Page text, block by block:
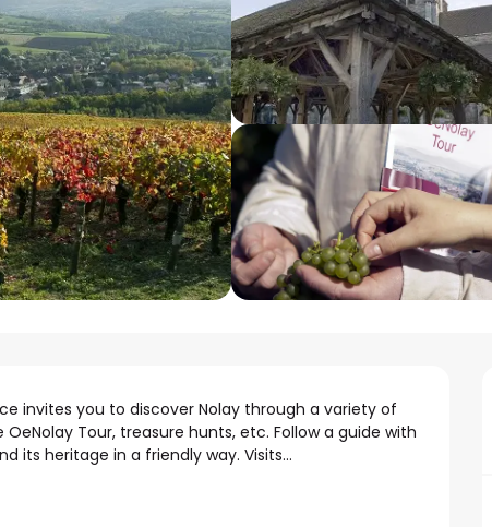
invites you to discover Nolay through a variety of
Tour, treasure hunts, etc. Follow a guide with
its heritage in a friendly way. Visits...